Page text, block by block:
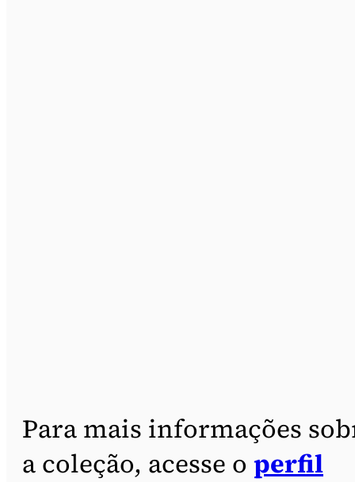
Para mais informações
a coleção, acesse o perfil